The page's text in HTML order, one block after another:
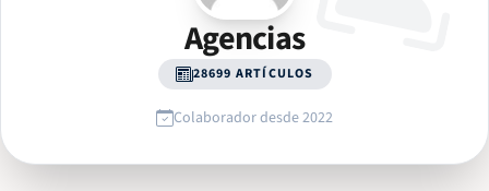
Agencias
28699 ARTÍCULOS
Colaborador desde 2022